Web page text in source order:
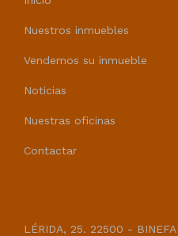
Nuestros inmuebles
Vendemos su inmueble
Noticias
Nuestras oficinas
Contactar
LÉRIDA, 25. 22500 -